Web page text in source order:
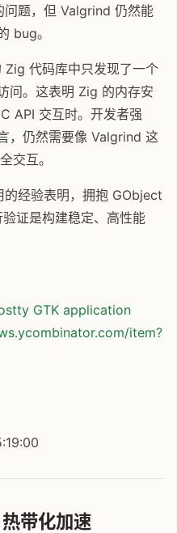
问题，但 Valgrind 仍然能
bug。
代码库中只发现了一个
问。这表明 Zig 的内存安
API 交互时。开发者强
，仍然需要像 Valgrind 这
交互。
的经验表明，拥抱 GObject
证是构建稳定、高性能
GTK application
item?
带化加速